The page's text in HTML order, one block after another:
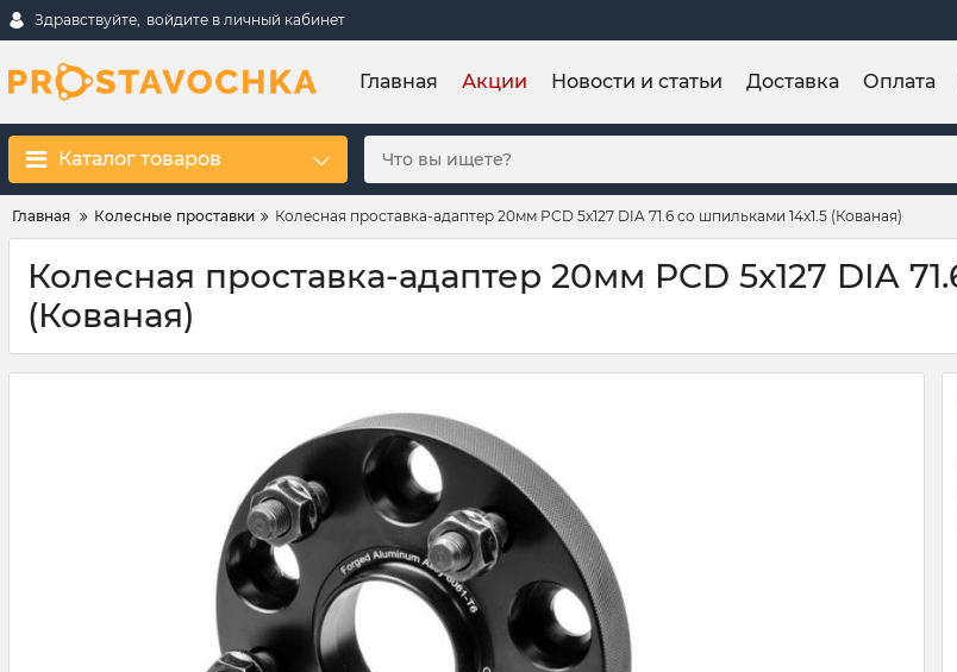
Здравствуйте, войдите в личный кабинет
Главная Акции Новости и статьи Доставка Оплата
Каталог товаров
Главная Колесные проставки Колесная проставка-адаптер 20мм PCD 5x127 DIA 71.6 со шпильками 14x1.5 (Кованая)
Колесная проставка-адаптер 20мм PCD 5x127 DIA
(Кованая)